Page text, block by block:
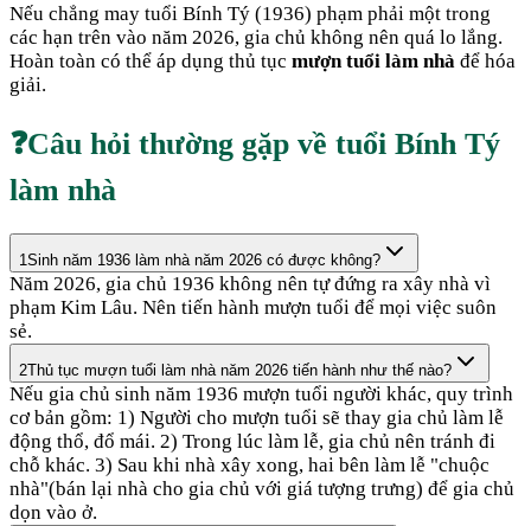
Nếu chẳng may tuổi Bính Tý (1936) phạm phải một trong
các hạn trên vào năm 2026, gia chủ không nên quá lo lắng.
Hoàn toàn có thể áp dụng thủ tục mượn tuổi làm nhà để hóa
giải.
❓Câu hỏi thường gặp về tuổi Bính Tý
làm nhà
1Sinh năm 1936 làm nhà năm 2026 có được không?
Năm 2026, gia chủ 1936 không nên tự đứng ra xây nhà vì
phạm Kim Lâu. Nên tiến hành mượn tuổi để mọi việc suôn
sẻ.
2Thủ tục mượn tuổi làm nhà năm 2026 tiến hành như thế nào?
Nếu gia chủ sinh năm 1936 mượn tuổi người khác, quy trình
cơ bản gồm: 1) Người cho mượn tuổi sẽ thay gia chủ làm lễ
động thổ, đổ mái. 2) Trong lúc làm lễ, gia chủ nên tránh đi
chỗ khác. 3) Sau khi nhà xây xong, hai bên làm lễ "chuộc
nhà"(bán lại nhà cho gia chủ với giá tượng trưng) để gia chủ
dọn vào ở.